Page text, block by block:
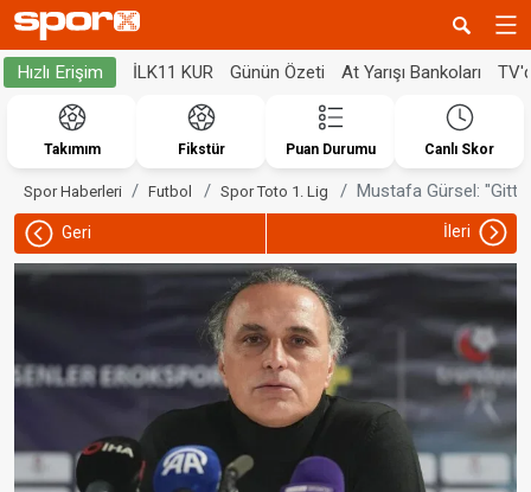
Hızlı Erişim İLK11 KUR Günün Özeti At Yarışı Bankoları
Takımım Fikstür Puan Durumu Canlı Skor
Spor Haberleri Futbol Spor Toto 1. Lig Mustafa Gürsel:
Geri İleri